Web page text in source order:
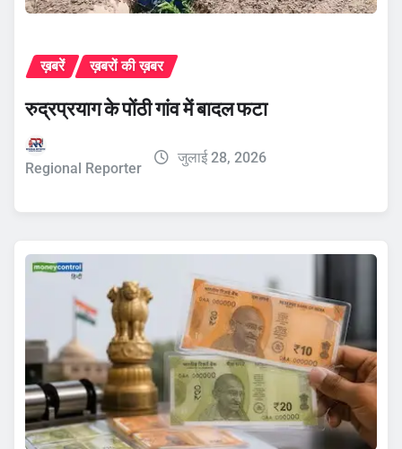
ख़बरें ख़बरों की ख़बर
रुद्रप्रयाग के पोंठी गांव में बादल फटा
Regional Reporter
जुलाई 28, 2026